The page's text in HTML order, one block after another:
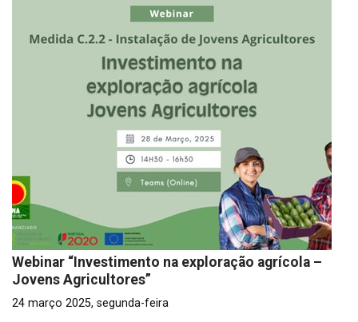
Webinar “Investimento na exploração agrícola –
Jovens Agricultores”
24 março 2025, segunda-feira